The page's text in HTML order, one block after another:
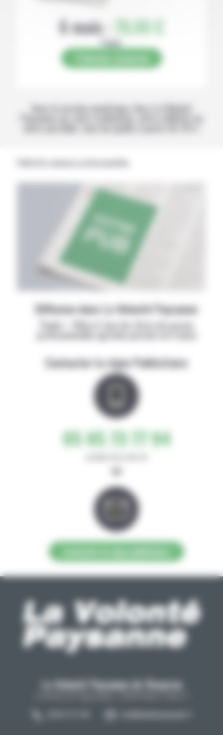
6 mois : 78,00 €
Papier
Avec la version numérique, lisez La Volonté
Paysanne sur votre ordinateur, votre tablette ou
Diffusion dans La Volonté Paysanne
Papier + Web et tous les titres de presse
Contacter la régie Publicitaire
05 65 73 77 94
ou
La Volonté Paysanne de l'Aveyron